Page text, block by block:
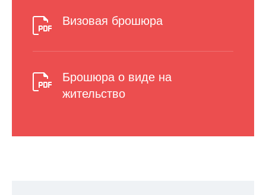
Визовая брошюра
Брошюра о виде на
жительство